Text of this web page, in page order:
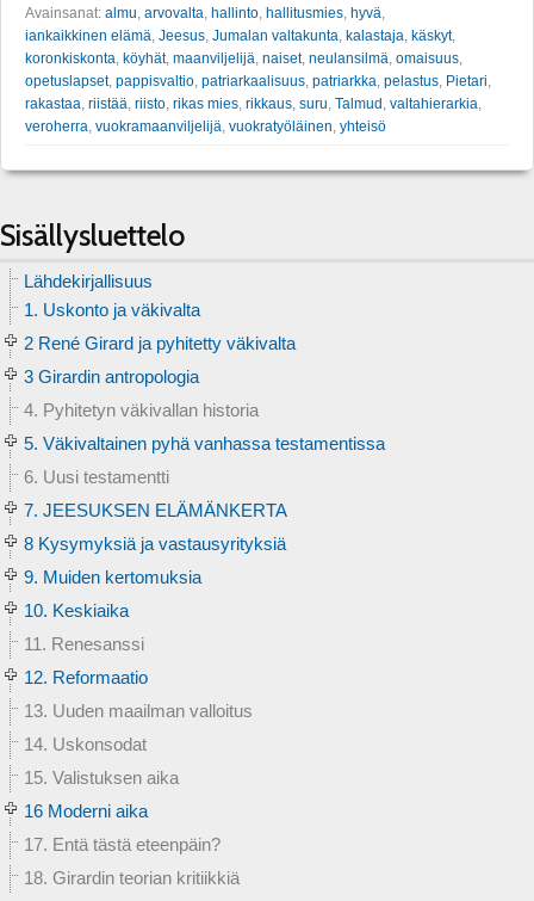
Avainsanat: almu arvovalta hallinto hallitusmies hyvä
iankaikkinen elämä Jeesus Jumalan valtakunta kalastaja käskyt,
koronkiskonta köyhät, maanviljelijä naiset, neulansilmä omaisuus
opetuslapset, pappisvaltio patriarkaalisuus patriarkka pelastus Pietari
rakastaa riistää riisto rikas mies rikkaus suru Talmud valtahierarkia
veroherra vuokramaanviljelijä vuokratyöläinen yhteisö
Sisällysluettelo
Lähdekirjallisuus
1. Uskonto ja väkivalta
2 René Girard ja pyhitetty väkivalta
3 Girardin antropologia
4. Pyhitetyn väkivallan historia
5. Väkivaltainen pyhä vanhassa testamentissa
6. Uusi testamentti
7. JEESUKSEN ELÄMÄNKERTA
8 Kysymyksiä ja vastausyrityksiä
9. Muiden kertomuksia
10. Keskiaika
11. Renesanssi
12. Reformaatio
13. Uuden maailman valloitus
14. Uskonsodat
15. Valistuksen aika
16 Moderni aika
17. Entä tästä eteenpäin?
18. Girardin teorian kritiikkiä